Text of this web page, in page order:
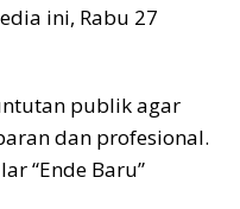
ini, Rabu 27
publik agar
dan profesional.
“Ende Baru”